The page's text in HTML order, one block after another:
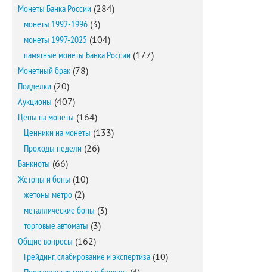
Монеты Банка России (284)
монеты 1992-1996 (3)
монеты 1997-2025 (104)
памятные монеты Банка России (177)
Монетный брак (78)
Подделки (20)
Аукционы (407)
Цены на монеты (164)
Ценники на монеты (133)
Проходы недели (26)
Банкноты (66)
Жетоны и боны (10)
жетоны метро (2)
металлические боны (3)
торговые автоматы (3)
Общие вопросы (162)
Грейдинг, слабирование и экспертиза (10)